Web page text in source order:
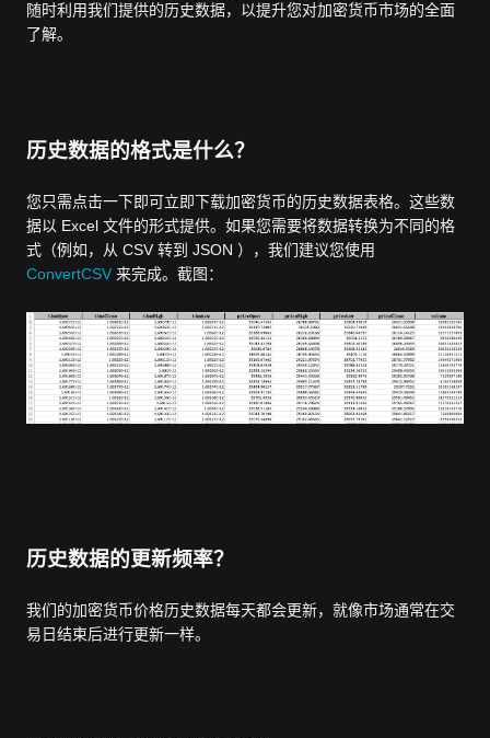
随时利用我们提供的历史数据，以提升您对加密货币市场的全面
了解。
历史数据的格式是什么？
您只需点击一下即可立即下载加密货币的历史数据表格。这些数
据以 Excel 文件的形式提供。如果您需要将数据转换为不同的格
式（例如，从 CSV 转到 JSON ），我们建议您使用
ConvertCSV 来完成。截图：
历史数据的更新频率？
我们的加密货币价格历史数据每天都会更新，就像市场通常在交
易日结束后进行更新一样。